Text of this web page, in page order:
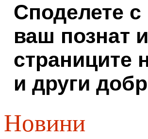
Споделете с
ваш познат
страниците
и други
Новини